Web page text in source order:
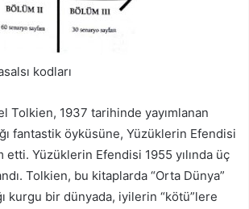
kodları
Tolkien, 1937 tarihinde yayımlanan
fantastik öyküsüne, Yüzüklerin Efendisi
etti. Yüzüklerin Efendisi 1955 yılında üç
Tolkien, bu kitaplarda “Orta Dünya”
kurgu bir dünyada, iyilerin “kötü”lere